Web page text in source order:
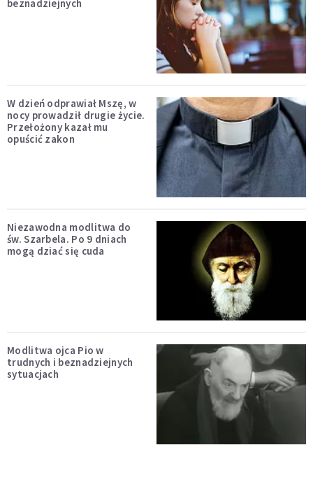
beznadziejnych
W dzień odprawiał Mszę, w
nocy prowadził drugie życie.
Przełożony kazał mu
opuścić zakon
Niezawodna modlitwa do
św. Szarbela. Po 9 dniach
mogą dziać się cuda
Modlitwa ojca Pio w
trudnych i beznadziejnych
sytuacjach